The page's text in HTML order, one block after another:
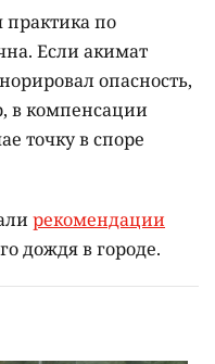
практика по
Если акимат
опасность,
в компенсации
точку в споре
рекомендации
дождя в городе.